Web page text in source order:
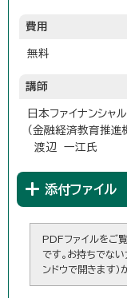
費用
無料
講師
日本ファイナンシャ
（金融経済教育推進
渡辺 一江氏
添付ファイル
PDFファイルをご
です。お持ちでない
ンドウで開きます）